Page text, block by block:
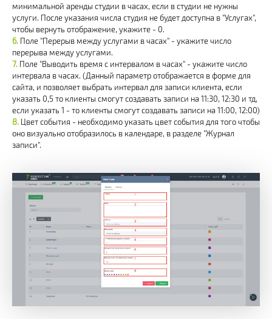
минимальной аренды студии в часах, если в студии не нужны
услуги. После указания числа студия не будет доступна в "Услугах",
чтобы вернуть отображение, укажите - 0.
Поле "Перерыв между услугами в часах" - укажите число
перерыва между услугами.
Поле "Выводить время с интервалом в часах" - укажите число
интервала в часах. (Данный параметр отображается в форме для
сайта, и позволяет выбрать интервал для записи клиента, если
указать 0,5 то клиенты смогут создавать записи на 11:30, 12:30 и тд,
если указать 1 - то клиенты смогут создавать записи на 11:00, 12:00)
Цвет события - необходимо указать цвет события для того чтобы
оно визуально отобразилось в календаре, в разделе "Журнал
запиcи".